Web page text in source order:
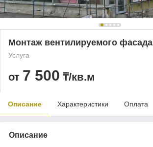
Монтаж вентилируемого фасада
Услуга
от 7 500 ₸/кв.м
Описание Характеристики Оплата
Описание